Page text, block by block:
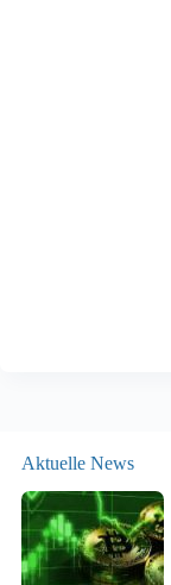
Aktuelle News